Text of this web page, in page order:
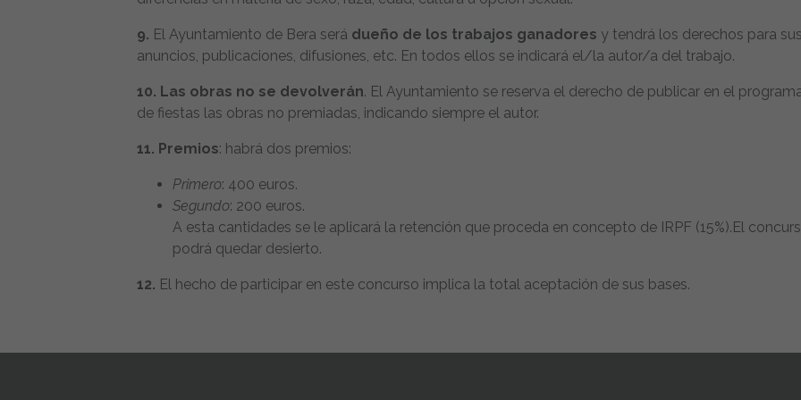
9. El Ayuntamiento de Bera será dueño de los trabajos ganadores y tendrá los derechos para sus
anuncios, publicaciones, difusiones, etc. En todos ellos se indicará el/la autor/a del trabajo.
10. Las obras no se devolverán. El Ayuntamiento se reserva el derecho de publicar en el
de fiestas las obras no premiadas, indicando siempre el autor.
11. Premios: habrá dos premios:
Primero: 400 euros.
Segundo: 200 euros.
A esta cantidades se le aplicará la retención que proceda en concepto de IRPF (15%).El
podrá quedar desierto.
12. El hecho de participar en este concurso implica la total aceptación de sus bases.